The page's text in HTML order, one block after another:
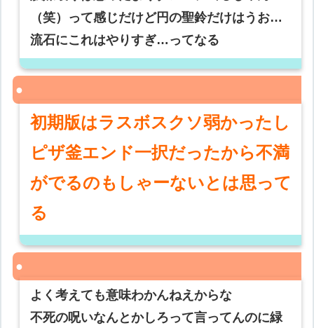
（笑）って感じだけど円の聖鈴だけはうお…
流石にこれはやりすぎ…ってなる
初期版はラスボスクソ弱かったし
ピザ釜エンド一択だったから不満
がでるのもしゃーないとは思って
る
よく考えても意味わかんねえからな
不死の呪いなんとかしろって言ってんのに緑